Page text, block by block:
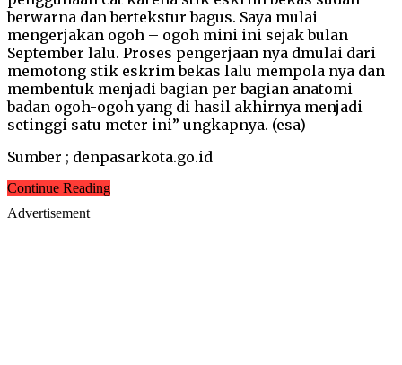
berwarna dan bertekstur bagus. Saya mulai
mengerjakan ogoh – ogoh mini ini sejak bulan
September lalu. Proses pengerjaan nya dmulai dari
memotong stik eskrim bekas lalu mempola nya dan
membentuk menjadi bagian per bagian anatomi
badan ogoh-ogoh yang di hasil akhirnya menjadi
setinggi satu meter ini” ungkapnya. (esa)
Sumber ; denpasarkota.go.id
Continue Reading
Advertisement